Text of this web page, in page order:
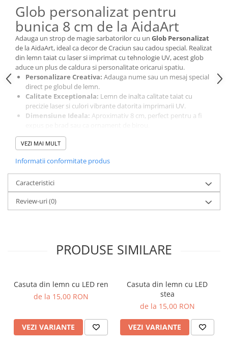
Accesorii de Birou
Pixuri Personalizate
Mousepad-uri
Globuri de Birou
Agende A5
Agende A6
Planner / Jurnal
Articole pentru Casa Personalizate
Ceasuri Personalizate
Calendare Personalizate
Tablouri Personalizate
Rame Foto
Pusculite Personalizate
Brichete Personalizate
Orare Personalizate
Jucarii din lemn
Shadow daggers
Sabii si arme din lemn
Glob personalizat pentru
bunica 8 cm de la AidaArt
Adauga un strop de magie sarbatorilor cu un Glob Personalizat
de la AidaArt, ideal ca decor de Craciun sau cadou special. Realizat
din lemn taiat cu laser si imprimat cu tehnologie UV, acest glob
aduce un plus de caldura si personalitate oricarui spatiu.
Personalizare Creativa: Adauga nume sau un mesaj special
direct pe globul de lemn.
Calitate Exceptionala: Lemn de inalta calitate taiat cu
precizie laser si culori vibrante datorita imprimarii UV.
Dimensiune Ideala: Aproximativ 8 cm, perfect pentru a fi
Fiecare glob este un cadou unic, oferind o nota personala
cadourilor de Craciun sau decorului tau festiv. Alege AidaArt
aproape de cei dragi, fie ca este un cadou pentru barbati, femei
sau pur si simplu o piesa decorativa pentru casa ta.
VEZI MAI MULT
Informatii conformitate produs
Caracteristici
Review-uri(0)
PRODUSE SIMILARE
Casuta din lemn cu LED ren
de la 15,00 RON
VEZI VARIANTE
Casuta din lemn cu LED
stea
de la 15,00 RON
VEZI VARIANTE